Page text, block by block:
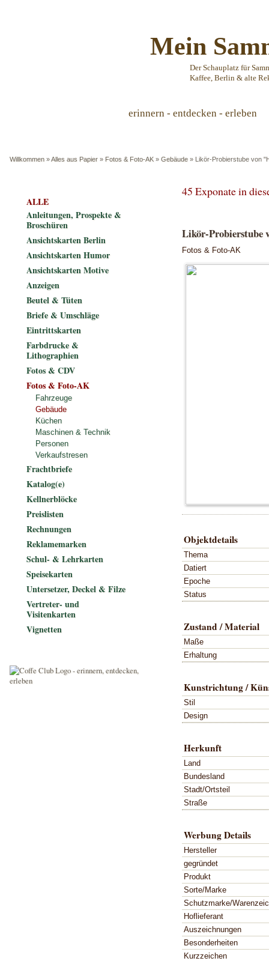
Mein
Der Schauplatz für
Kaffee, Berlin & alte
erinnern - entdecken - erleben
Willkommen »Alles aus Papier » Fotos & Foto-AK » Gebäude » Likör-Probierstube von
45 Exponate in
Likör-Probierstube
Fotos & Foto-AK
Objektdetails
Thema
Datiert
Epoche
Status
Zustand / Material
Maße
Erhaltung
Kunstrichtung /
Stil
Design
Herkunft
Land
Bundesland
Stadt/Ortsteil
Straße
Werbung Details
Hersteller
gegründet
Produkt
Sorte/Marke
Schutzmarke/
Hoflieferant
Auszeichnungen
Besonderheiten
Kurzzeichen
ALLE
Anleitungen, Prospekte &
Broschüren
Ansichtskarten Berlin
Ansichtskarten Humor
Ansichtskarten Motive
Anzeigen
Beutel & Tüten
Briefe & Umschläge
Eintrittskarten
Farbdrucke &
Lithographien
Fotos & CDV
Fotos & Foto-AK
Fahrzeuge
Gebäude
Küchen
Maschinen & Technik
Personen
Verkaufstresen
Frachtbriefe
Katalog(e)
Kellnerblöcke
Preislisten
Rechnungen
Reklamemarken
Schul- & Lehrkarten
Speisekarten
Untersetzer, Deckel & Filze
Vertreter- und
Visitenkarten
Vignetten